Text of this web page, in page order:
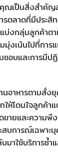
ณเป็นสิ่งสำคัญ
รตลาดที่มีประสิ
บ่งกลุ่มลูกค้าต
งเน้นไปที่การ
อบและการมีป
อาหารตามสั่ง
ให้โดนใจลูกค้า
ายและความพึ
สบการณ์เฉพา
าใช้บริการซ้ำ